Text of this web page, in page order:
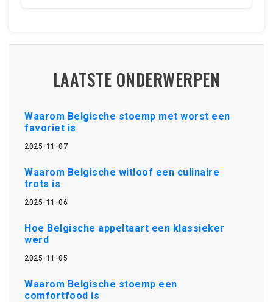
LAATSTE ONDERWERPEN
Waarom Belgische stoemp met worst een
favoriet is
2025-11-07
Waarom Belgische witloof een culinaire
trots is
2025-11-06
Hoe Belgische appeltaart een klassieker
werd
2025-11-05
Waarom Belgische stoemp een
comfortfood is